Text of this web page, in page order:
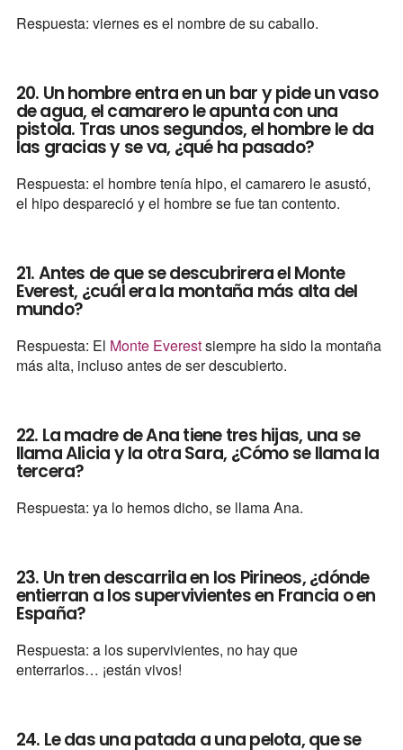
Respuesta: viernes es el nombre de su caballo.
20. Un hombre entra en un bar y pide un vaso
de agua, el camarero le apunta con una
pistola. Tras unos segundos, el hombre le da
las gracias y se va, ¿qué ha pasado?
Respuesta: el hombre tenía hipo, el camarero le asustó,
el hipo despareció y el hombre se fue tan contento.
21. Antes de que se descubrirera el Monte
Everest, ¿cuál era la montaña más alta del
mundo?
Respuesta: El Monte Everestsiempre ha sido la montaña
más alta, incluso antes de ser descubierto.
22. La madre de Ana tiene tres hijas, una se
llama Alicia y la otra Sara, ¿Cómo se llama la
tercera?
Respuesta: ya lo hemos dicho, se llama Ana.
23. Un tren descarrila en los Pirineos, ¿dónde
entierran a los supervivientes en Francia o en
España?
Respuesta: a los supervivientes, no hay que
enterrarlos… ¡están vivos!
24. Le das una patada a una pelota, que se